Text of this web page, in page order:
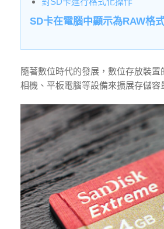
SD卡在電腦中顯示為RAW格
隨著數位時代的發展，數位存放裝
相機、平板電腦等設備來擴展存儲容